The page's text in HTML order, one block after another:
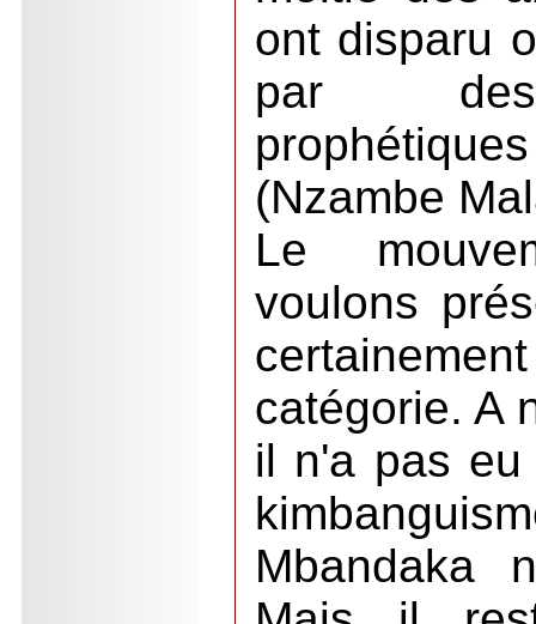
ont disparu
par des
(Nzambe
Le
voulons
catégorie. A
il n'a pas
Mbandaka